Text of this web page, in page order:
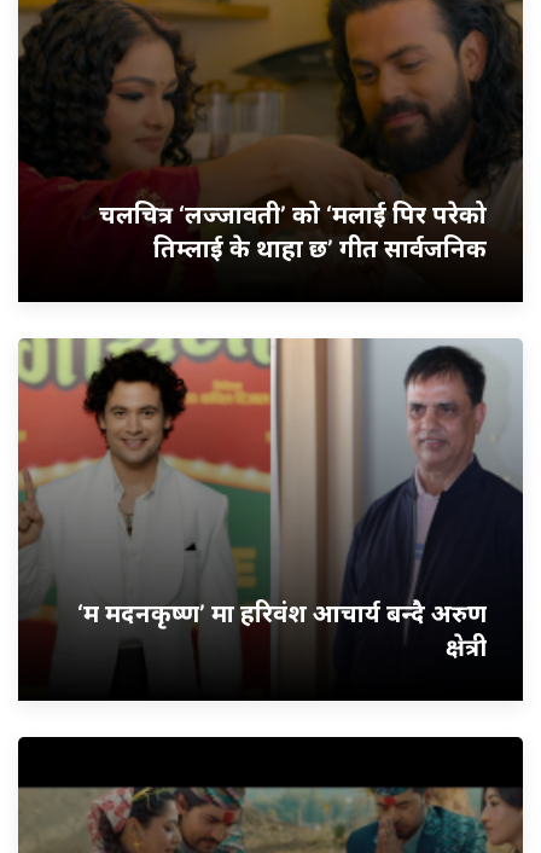
चलचित्र ‘लज्जावती’ को ‘मलाई पिर परेको
तिम्लाई के थाहा छ’ गीत सार्वजनिक
‘म मदनकृष्ण’ मा हरिवंश आचार्य बन्दै अरुण
क्षेत्री